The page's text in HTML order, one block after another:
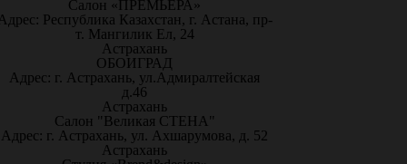
Салон «ПРЕМЬЕРА»
Республика Казахстан, г. Астана, пр-
т. Мангилик Ел, 24
Астрахань
ОБОИГРАД
Адрес: г. Астрахань, ул.Адмиралтейская
д.46
Астрахань
Салон "Великая СТЕНА"
Адрес: г. Астрахань, ул. Ахшарумова, д. 52
Астрахань